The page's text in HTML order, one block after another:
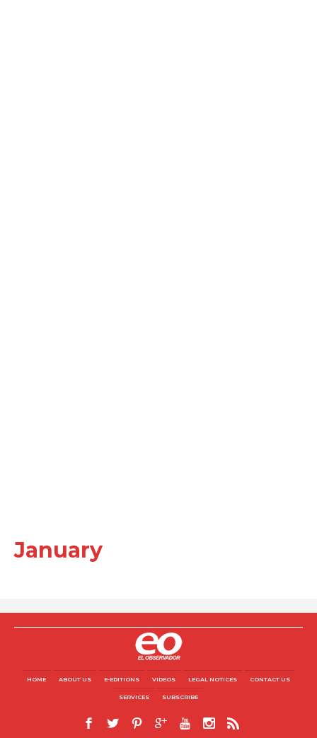
January
HOME ABOUT US E-EDITIONS VIDEOS LEGAL NOTICES CONTACT US
SERVICES SUBSCRIBE